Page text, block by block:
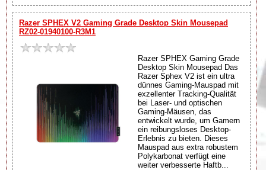
Razer SPHEX V2 Gaming Grade Desktop Skin Mousepad
RZ02-01940100-R3M1
Razer SPHEX Gaming Grade
Desktop Skin Mousepad Das
Razer Sphex V2 ist ein ultra
dünnes Gaming-Mauspad mit
exzellenter Tracking-Qualität
bei Laser- und optischen
Gaming-Mäusen, das
entwickelt wurde, um Gamern
ein reibungsloses Desktop-
Erlebnis zu bieten. Dieses
Mauspad aus extra robustem
Polykarbonat verfügt eine
weiter verbesserte Haftb...